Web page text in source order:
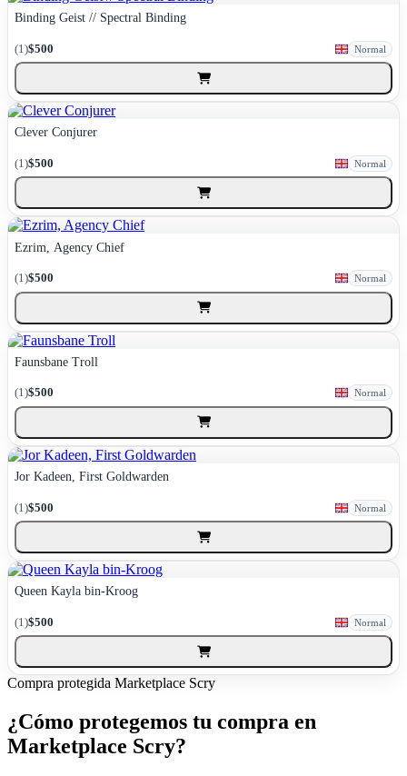
Binding Geist // Spectral Binding
(1)$500 Normal
Clever Conjurer
(1)$500 Normal
Ezrim, Agency Chief
(1)$500 Normal
Faunsbane Troll
(1)$500 Normal
Jor Kadeen, First Goldwarden
(1)$500 Normal
Queen Kayla bin-Kroog
(1)$500 Normal
Compra protegida Marketplace Scry
¿Cómo protegemos tu compra en
Marketplace Scry?